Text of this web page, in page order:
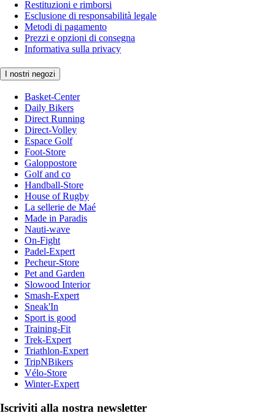
Restituzioni e rimborsi
Esclusione di responsabilità legale
Metodi di pagamento
Prezzi e opzioni di consegna
Informativa sulla privacy
I nostri negozi
Basket-Center
Daily Bikers
Direct Running
Direct-Volley
Espace Golf
Foot-Store
Galoppostore
Golf and co
Handball-Store
House of Rugby
La sellerie de Maé
Made in Paradis
Nauti-wave
On-Fight
Padel-Expert
Pecheur-Store
Pet and Garden
Slowood Interior
Smash-Expert
Sneak'In
Sport is good
Training-Fit
Trek-Expert
Triathlon-Expert
TripNBikers
Vélo-Store
Winter-Expert
Iscriviti alla nostra newsletter